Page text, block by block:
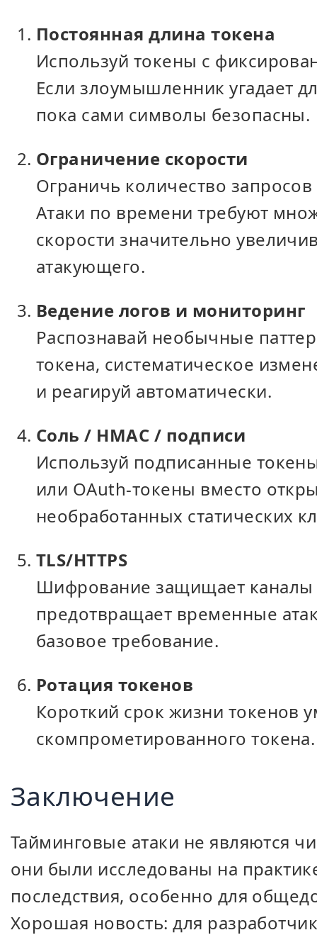
Постоянная длина токена
Используй токены с
Если злоумышленник угадает
пока сами символы безопасны.
Ограничение скорости
Ограничь количество
Атаки по времени требуют
скорости значительно
атакующего.
Ведение логов и мониторинг
Распознавай необычные
токена, систематическое
и реагируй автоматически.
Соль / HMAC / подписи
Используй подписанные
или OAuth-токены вместо
необработанных статических
TLS/HTTPS
Шифрование защищает каналы
предотвращает временные
базовое требование.
Ротация токенов
Короткий срок жизни токенов
скомпрометированного токена.
Заключение
Тайминговые атаки не являются
они были исследованы на
последствия, особенно для
Хорошая новость: для